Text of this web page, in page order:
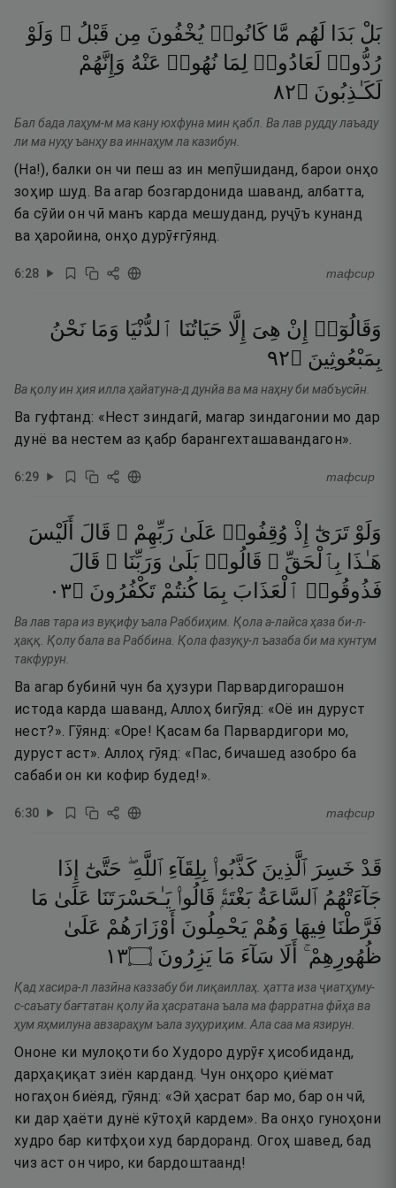
بَلْ بَدَا لَهُم مَّا كَانُوا۟ يُخْفُونَ مِن قَبْلُ ۖ وَلَوْ
رُدُّوا۟ لَعَادُوا۟ لِمَا نُهُوا۟ عَنْهُ وَإِنَّهُمْ
لَكَـٰذِبُونَ ۝٢٨
Бал бада лаҳум-м ма кану юхфуна мин қабл. Ва лав рудду лаъаду
ли ма нуҳу ъанҳу ва иннаҳум ла казибун.
(На!), балки он чи пеш аз ин мепӯшиданд, барои онҳо
зоҳир шуд. Ва агар бозгардонида шаванд, албатта,
ба сӯйи он чӣ манъ карда мешуданд, руҷӯъ кунанд
ва ҳаройина, онҳо дурӯғгӯянд.
6:28 тафсир
وَقَالُوٓا۟ إِنْ هِىَ إِلَّا حَيَاتُنَا ٱلدُّنْيَا وَمَا نَحْنُ
بِمَبْعُوثِينَ ۝٢٩
Ва қолу ин ҳия илла ҳайатуна-д дунйа ва ма наҳну би мабъусӣн.
Ва гуфтанд: «Нест зиндагӣ, магар зиндагонии мо дар
дунё ва нестем аз қабр барангехташавандагон».
6:29 тафсир
وَلَوْ تَرَىٰٓ إِذْ وُقِفُوا۟ عَلَىٰ رَبِّهِمْ ۚ قَالَ
أَلَيْسَ
هَـٰذَا
بِٱلْحَقِّ ۚ قَالُوا۟ بَلَىٰ وَرَبِّنَا ۚ قَالَ
فَذُوقُوا۟ ٱلْعَذَابَ بِمَا كُنتُمْ تَكْفُرُونَ ۝٣٠
Ва лав тара из вуқифу ъала Раббиҳим. Қола а-лайса ҳаза би-л-
ҳаққ. Қолу бала ва Раббина. Қола фазуқу-л ъазаба би ма кунтум
такфурун.
Ва агар бубинӣ чун ба ҳузури Парвардигорашон
истода карда шаванд, Аллоҳ бигӯяд: «Оё ин дуруст
нест?». Гӯянд: «Оре! Қасам ба Парвардигори мо,
дуруст аст». Аллоҳ гӯяд: «Пас, бичашед азобро ба
сабаби он ки кофир будед!».
6:30 тафсир
قَدْ خَسِرَ ٱلَّذِينَ كَذَّبُوا۟ بِلِقَآءِ ٱللَّهِ ۖ حَتَّىٰٓ إِذَا
جَآءَتْهُمُ ٱلسَّاعَةُ بَغْتَةًۭ قَالُوا۟ يَـٰحَسْرَتَنَا عَلَىٰ مَا
فَرَّطْنَا فِيهَا وَهُمْ يَحْمِلُونَ أَوْزَارَهُمْ عَلَىٰ
ظُهُورِهِمْ ۚ
أَلَا سَآءَ مَا يَزِرُونَ ۝٣١
Қад хасира-л лазӣна каззабу би лиқаиллаҳ. ҳатта иза ҷиатҳуму-
с-саъату бағтатан қолу йа ҳасратана ъала ма фарратна фӣҳа ва
ҳум яҳмилуна авзараҳум ъала зуҳуриҳим. Ала саа ма язирун.
Ононе ки мулоқоти бо Худоро дурӯғ ҳисобиданд,
дарҳақиқат зиён карданд. Чун онҳоро қиёмат
ногаҳон биёяд, гӯянд: «Эй ҳасрат бар мо, бар он чӣ,
ки дар ҳаёти дунё кӯтоҳӣ кардем». Ва онҳо гуноҳони
худро бар китфҳои худ бардоранд. Огоҳ шавед, бад
чиз аст он чиро, ки бардоштаанд!